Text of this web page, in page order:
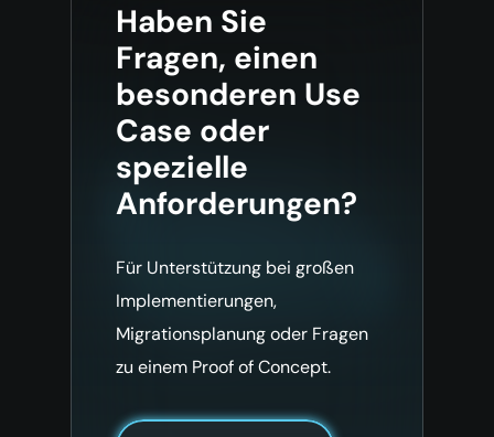
Haben Sie
Fragen, einen
besonderen Use
Case oder
spezielle
Anforderungen?
Für Unterstützung bei großen
Implementierungen,
Migrationsplanung oder Fragen
zu einem Proof of Concept.